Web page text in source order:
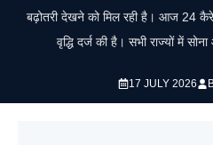
बढ़ोतरी देखने को मिल रही है। आज 24
वृद्धि दर्ज की है। सभी राज्यों में
17 JULY 2026